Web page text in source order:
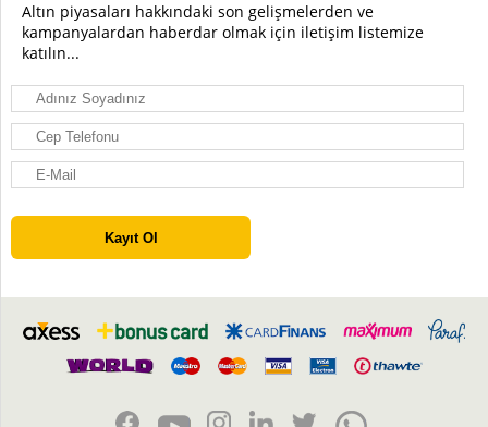
Altın piyasaları hakkındaki son gelişmelerden ve
kampanyalardan haberdar olmak için iletişim listemize
katılın...